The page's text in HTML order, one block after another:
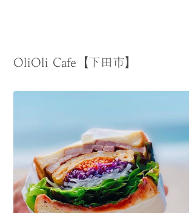
OliOli Cafe【下田市】